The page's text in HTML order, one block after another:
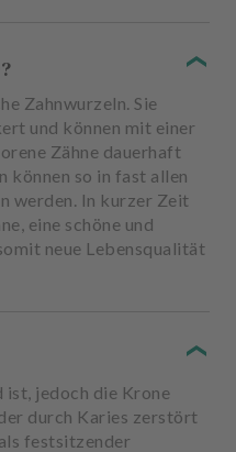
Zahnwurzeln. Sie
und können mit einer
Zähne dauerhaft
können so in fast allen
werden. In kurzer Zeit
eine schöne und
neue Lebensqualität
ist, jedoch die Krone
durch Karies zerstört
festsitzender